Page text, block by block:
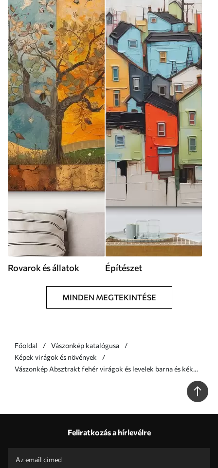
Rovarok és állatok Építészet
MINDEN MEGTEKINTÉSE
Főoldal
Vászonkép katalógusa
Képek virágok és növények
Vászonkép Absztrakt fehér virágok és levelek barna és kék
Feliratkozás a hírlevélre